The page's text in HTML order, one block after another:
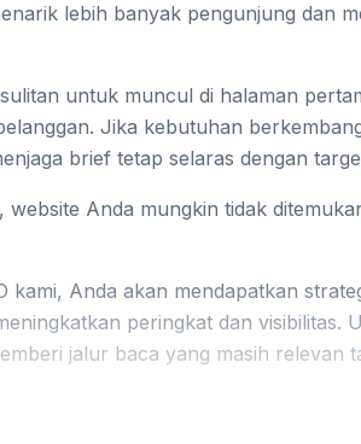
lebih banyak pengunjung dan
untuk muncul di halaman
Jika kebutuhan
brief tetap selaras dengan
website Anda mungkin tidak
kami, Anda akan mendapatkan
peringkat dan visibilitas.
jalur baca yang masih relevan